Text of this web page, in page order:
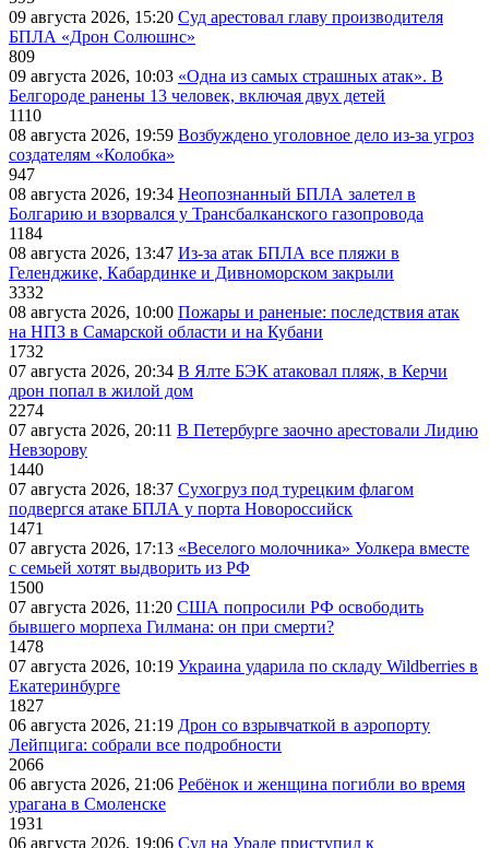
09 августа 2026, 15:20 Суд арестовал главу производителя
БПЛА «Дрон Солюшнс»
809
09 августа 2026, 10:03 «Одна из самых страшных атак». В
Белгороде ранены 13 человек, включая двух детей
1110
08 августа 2026, 19:59 Возбуждено уголовное дело из-за угроз
создателям «Колобка»
947
08 августа 2026, 19:34 Неопознанный БПЛА залетел в
Болгарию и взорвался у Трансбалканского газопровода
1184
08 августа 2026, 13:47 Из-за атак БПЛА все пляжи в
Геленджике, Кабардинке и Дивноморском закрыли
3332
08 августа 2026, 10:00 Пожары и раненые: последствия атак
на НПЗ в Самарской области и на Кубани
1732
07 августа 2026, 20:34 В Ялте БЭК атаковал пляж, в Керчи
дрон попал в жилой дом
2274
07 августа 2026, 20:11 В Петербурге заочно арестовали Лидию
Невзорову
1440
07 августа 2026, 18:37 Сухогруз под турецким флагом
подвергся атаке БПЛА у порта Новороссийск
1471
07 августа 2026, 17:13 «Веселого молочника» Уолкера вместе
с семьей хотят выдворить из РФ
1500
07 августа 2026, 11:20 США попросили РФ освободить
бывшего морпеха Гилмана: он при смерти?
1478
07 августа 2026, 10:19 Украина ударила по складу Wildberries в
Екатеринбурге
1827
06 августа 2026, 21:19 Дрон со взрывчаткой в аэропорту
Лейпцига: собрали все подробности
2066
06 августа 2026, 21:06 Ребёнок и женщина погибли во время
урагана в Смоленске
1931
06 августа 2026, 19:06 Суд на Урале приступил к